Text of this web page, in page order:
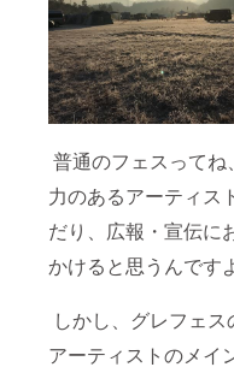
普通のフェスってね
力のあるアーティス
だり、広報・宣伝に
かけると思うんですよ
しかし、グレフェス
アーティストのメイ